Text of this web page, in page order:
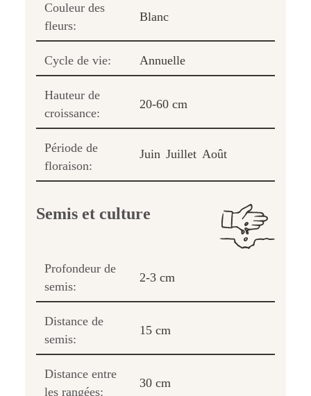
Couleur des
fleurs:
Blanc
Cycle de vie: Annuelle
Hauteur de
croissance:
20-60 cm
Période de
floraison:
Juin Juillet Août
Semis et culture
Profondeur de
semis:
2-3 cm
Distance de
semis:
15 cm
Distance entre
les rangées:
30 cm